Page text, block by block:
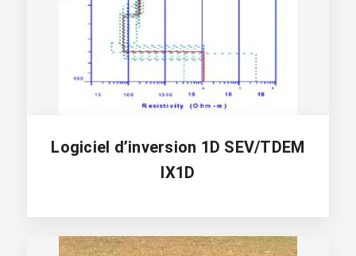
Logiciel d’inversion 1D SEV/TDEM
IX1D